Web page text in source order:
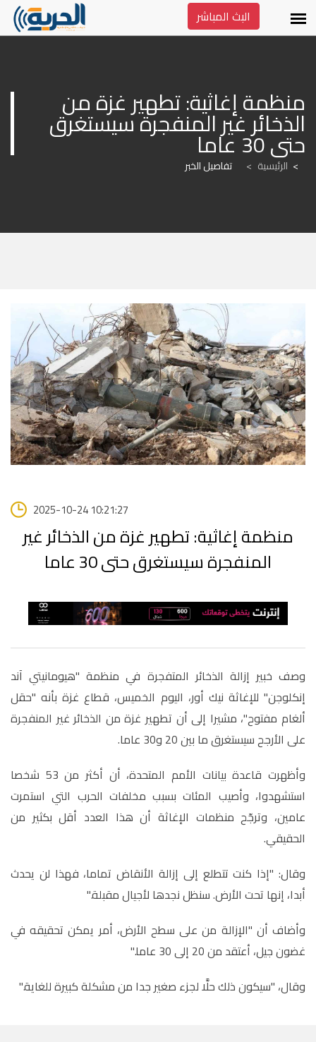
البث المباشر
حتى 30 عاما
الرئيسية > تفاصيل الخبر
2025-10-24 10:21:27
منظمة إغاثية: تطهير غزة من الذخائر غير
المنفجرة سيستغرق حتى 30 عاما
وصف خبير إزالة الذخائر المتفجرة في منظمة "هيومانيتي آند
إنكلوجن" للإغاثة نيك أور، اليوم الخميس، قطاع غزة بأنه "حقل
ألغام مفتوح"، مشيرا إلى أن تطهير غزة من الذخائر غير المنفجرة
على الأرجح سيستغرق ما بين 20 و30 عاما
.
وأظهرت قاعدة بيانات الأمم المتحدة، أن أكثر من 53 شخصا
استشهدوا، وأصيب المئات بسبب مخلفات الحرب التي استمرت
عامين، وترجّح منظمات الإغاثة أن هذا العدد أقل بكثير من
الحقيقي.
وقال: "إذا كنت تتطلع إلى إزالة الأنقاض تماما، فهذا لن يحدث
أبدا، إنها تحت الأرض. سنظل نجدها لأجيال مقبلة".
وأضاف أن "الإزالة من على سطح الأرض، أمر يمكن تحقيقه في
غضون جيل، أعتقد من 20 إلى 30 عاما
".
وقال، "سيكون ذلك حلَّا لجزء صغير جدا من مشكلة كبيرة للغاية".